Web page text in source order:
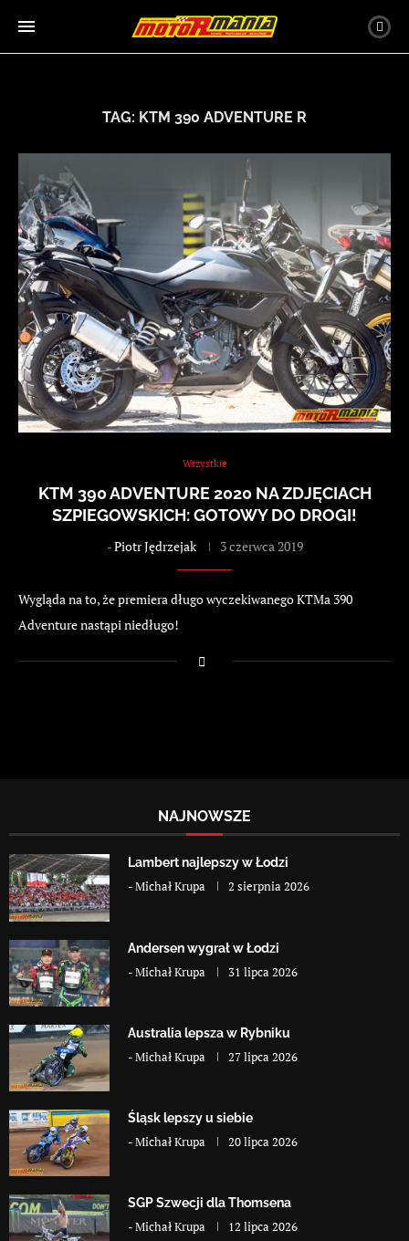
TAG: KTM 390 ADVENTURE R
Wszystkie
KTM 390 ADVENTURE 2020 NA ZDJĘCIACH
SZPIEGOWSKICH: GOTOWY DO DROGI!
-Piotr Jędrzejak 3 czerwca 2019
Wygląda na to, że premiera długo wyczekiwanego KTMa 390
Adventure nastąpi niedługo!
NAJNOWSZE
Lambert najlepszy w Łodzi
-Michał Krupa 2 sierpnia 2026
Andersen wygrał w Łodzi
-Michał Krupa 31 lipca 2026
Australia lepsza w Rybniku
-Michał Krupa 27 lipca 2026
Śląsk lepszy u siebie
-Michał Krupa 20 lipca 2026
SGP Szwecji dla Thomsena
-Michał Krupa 12 lipca 2026